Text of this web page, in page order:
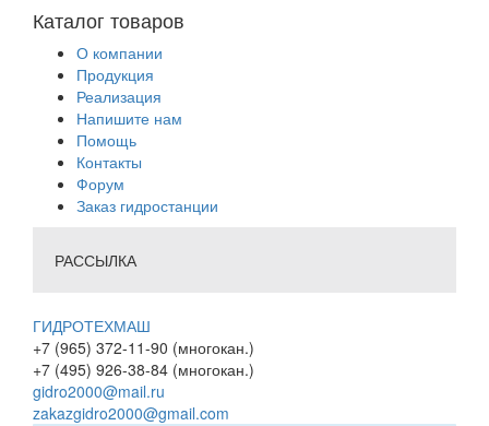
Каталог товаров
О компании
Продукция
Реализация
Напишите нам
Помощь
Контакты
Форум
Заказ гидростанции
РАССЫЛКА
ГИДРОТЕХМАШ
+7 (965) 372-11-90 (многокан.)
+7 (495) 926-38-84 (многокан.)
gidro2000@mail.ru
zakazgidro2000@gmail.com